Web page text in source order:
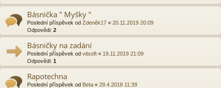
Básnička " Myšky "
Poslední příspěvek od Zdeněk17 « 20.11.2019 20:09
Odpovědi: 2
Básničky na zadání
Poslední příspěvek od vitsoft « 19.11.2019 21:09
Odpovědi: 1
Rapotechna
Poslední příspěvek od Beta « 29.4.2018 11:39